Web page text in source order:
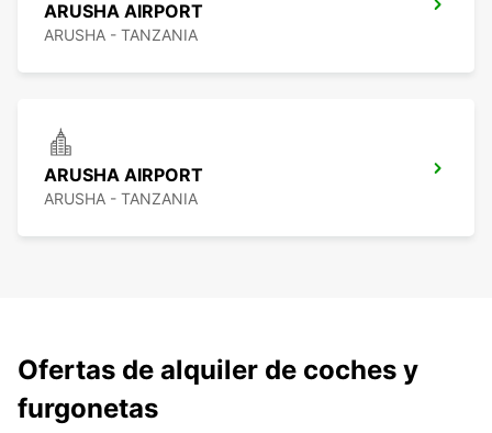
ARUSHA AIRPORT
ARUSHA - TANZANIA
ARUSHA AIRPORT
ARUSHA - TANZANIA
Ofertas de alquiler de coches y
furgonetas